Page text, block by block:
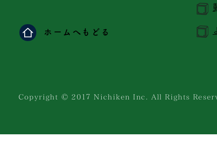
ホームへもどる
Copyright © 201７ Nichiken Inc. All Rights